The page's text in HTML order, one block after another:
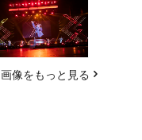
画像をもっと見る